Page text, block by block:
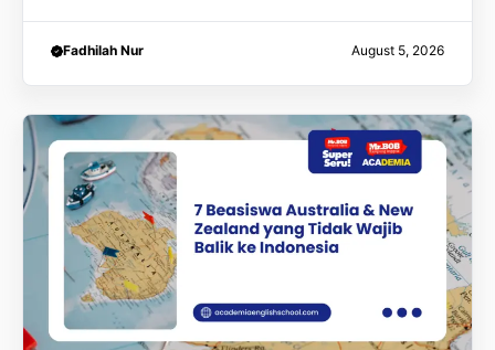
Fadhilah Nur August 5, 2026